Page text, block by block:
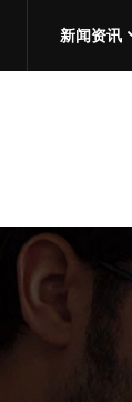
新闻资讯